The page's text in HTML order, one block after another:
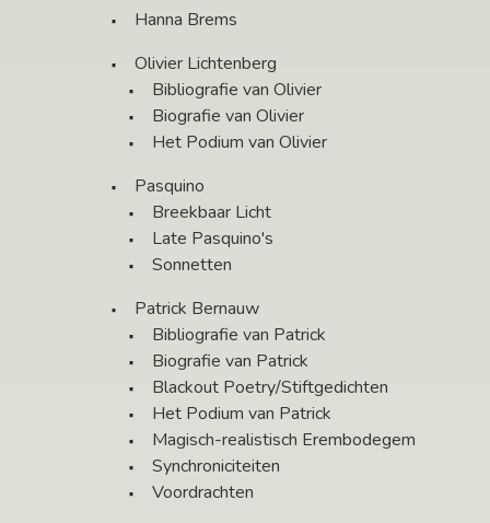
Hanna Brems
Olivier Lichtenberg
Bibliografie van Olivier
Biografie van Olivier
Het Podium van Olivier
Pasquino
Breekbaar Licht
Late Pasquino's
Sonnetten
Patrick Bernauw
Bibliografie van Patrick
Biografie van Patrick
Blackout Poetry/Stiftgedichten
Het Podium van Patrick
Magisch-realistisch Erembodegem
Synchroniciteiten
Voordrachten